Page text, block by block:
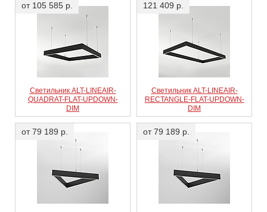
от 105 585 р.
Светильник ALT-LINEAIR-
QUADRAT-FLAT-UPDOWN-
DIM
121 409 р.
Светильник ALT-LINEAIR-
RECTANGLE-FLAT-UPDOWN-
DIM
от 79 189 р. от 79 189 р.